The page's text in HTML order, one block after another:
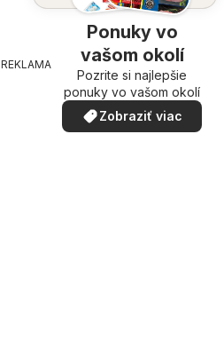
Ponuky vo
vašom okolí
Pozrite si najlepšie
ponuky vo vašom okolí
Zobraziť viac
REKLAMA